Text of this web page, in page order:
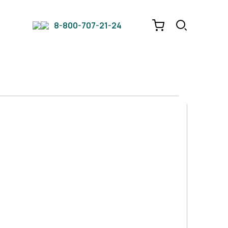
8-800-707-21-24